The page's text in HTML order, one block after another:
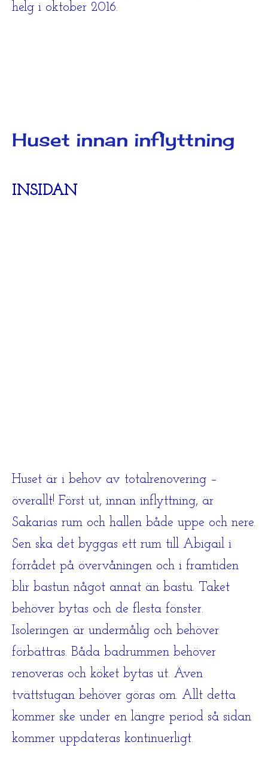
helg i oktober 2016.
Huset innan inflyttning
INSIDAN
Huset är i behov av totalrenovering –
överallt! Först ut, innan inflyttning, är
Sakarias rum och hallen både uppe och nere.
Sen ska det byggas ett rum till Abigail i
förrådet på övervåningen och i framtiden
blir bastun något annat än bastu. Taket
behöver bytas och de flesta fönster.
Isoleringen är undermålig och behöver
förbättras. Båda badrummen behöver
renoveras och köket bytas ut. Även
tvättstugan behöver göras om. Allt detta
kommer ske under en längre period så sidan
kommer uppdateras kontinuerligt.